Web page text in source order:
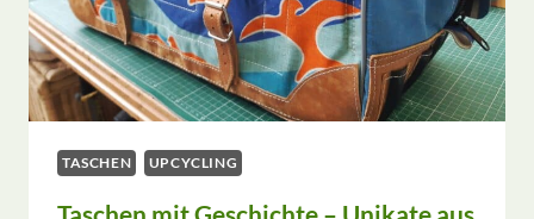
TASCHEN UPCYCLING